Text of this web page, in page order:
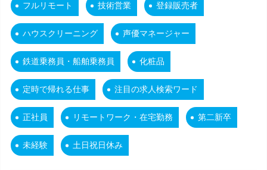
フルリモート 技術営業 登録販売者
ハウスクリーニング 声優マネージャー
鉄道乗務員・船舶乗務員 化粧品
定時で帰れる仕事 注目の求人検索ワード
正社員 リモートワーク・在宅勤務 第二新卒
未経験 土日祝日休み